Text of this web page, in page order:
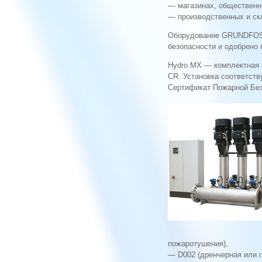
— магазинах,
— производственных и
Оборудование
безопасности и одобрено
Hydro MX — комплектная
CR. Установка
Сертификат Пожарной
пожаротушения),
— D002 (дренчерная или